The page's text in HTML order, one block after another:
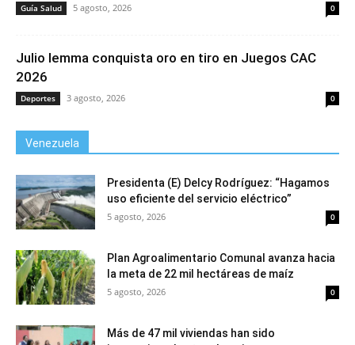
Guía Salud 5 agosto, 2026 0
Julio Iemma conquista oro en tiro en Juegos CAC
2026
Deportes 3 agosto, 2026 0
Venezuela
Presidenta (E) Delcy Rodríguez: “Hagamos
uso eficiente del servicio eléctrico”
5 agosto, 2026 0
Plan Agroalimentario Comunal avanza hacia
la meta de 22 mil hectáreas de maíz
5 agosto, 2026 0
Más de 47 mil viviendas han sido